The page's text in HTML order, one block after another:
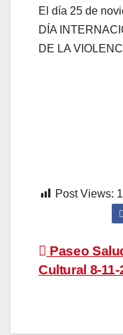
El día 25 de
DÍA
DE LA
Post Views:
de
Paseo
Cultural 8-11-